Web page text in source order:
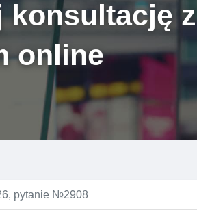
konsultację z
online
pytanie №2908